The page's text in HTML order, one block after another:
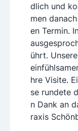
dlich und
men
en Termin.
ührt.
hre Visite.
se rundete
n Dank an
raxis